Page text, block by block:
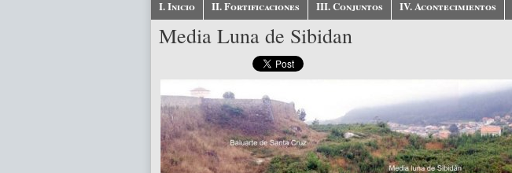
I. Inicio II. Fortificaciones III. Conjuntos IV. Acontecimientos
Media Luna de Sibidan